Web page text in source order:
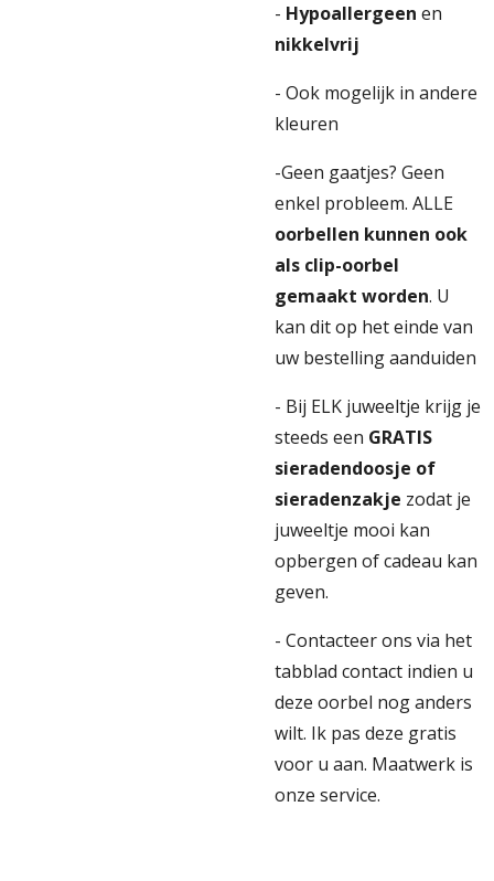
- Hypoallergeen en
nikkelvrij
- Ook mogelijk in andere
kleuren
-Geen gaatjes? Geen
enkel probleem. ALLE
oorbellen kunnen ook
als clip-oorbel
gemaakt worden. U
kan dit op het einde van
uw bestelling aanduiden
- Bij ELK juweeltje krijg je
steeds een GRATIS
sieradendoosje of
sieradenzakje zodat je
juweeltje mooi kan
opbergen of cadeau kan
geven.
- Contacteer ons via het
tabblad contact indien u
deze oorbel nog anders
wilt. Ik pas deze gratis
voor u aan. Maatwerk is
onze service.